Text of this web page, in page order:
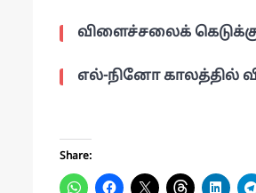
விளைச்சலைக்
எல்-நினோ காலத்தில்
Share: